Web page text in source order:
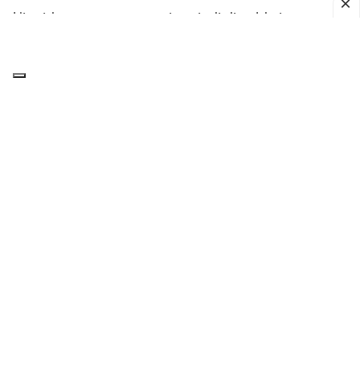
L'incidenza aumenta nei periodi di caldo intenso,
igieniche inadeguate, viaggi, cambiamenti